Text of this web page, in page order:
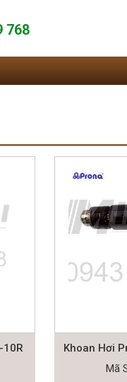
768
10R
Khoan Hơi
Mã